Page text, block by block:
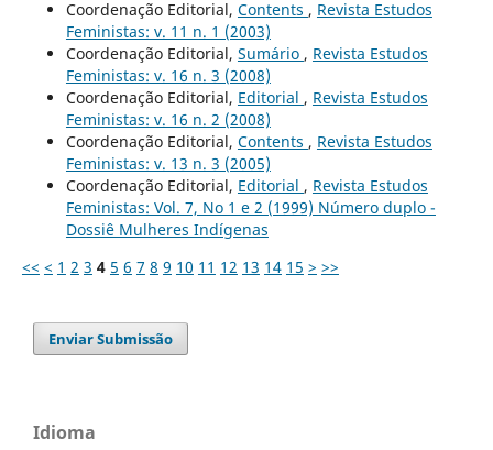
Coordenação Editorial, Contents , Revista Estudos
Feministas: v. 11 n. 1 (2003)
Coordenação Editorial, Sumário , Revista Estudos
Feministas: v. 16 n. 3 (2008)
Coordenação Editorial, Editorial , Revista Estudos
Feministas: v. 16 n. 2 (2008)
Coordenação Editorial, Contents , Revista Estudos
Feministas: v. 13 n. 3 (2005)
Coordenação Editorial, Editorial , Revista Estudos
Feministas: Vol. 7, No 1 e 2 (1999) Número duplo -
Dossiê Mulheres Indígenas
<< < 1 2 3 4 5 6 7 8 9 10 11 12 13 14 15 > >>
Enviar Submissão
Idioma